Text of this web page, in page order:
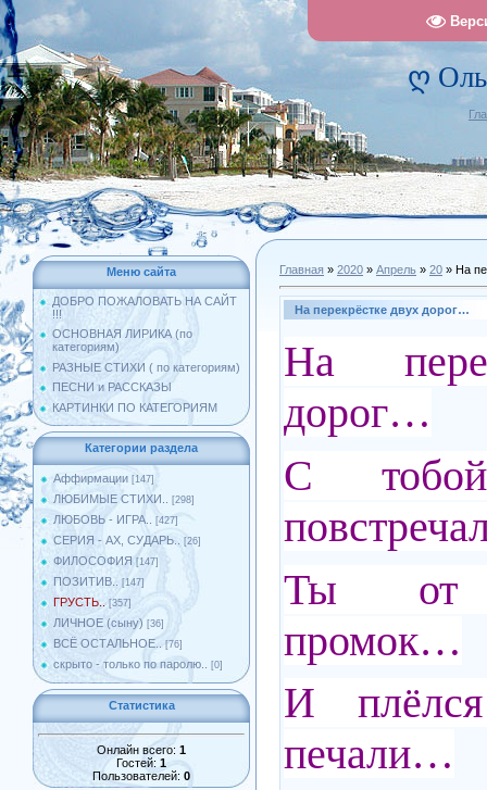
ღ
Меню сайта
ДОБРО ПОЖАЛОВАТЬ НА САЙТ
!!!
ОСНОВНАЯ ЛИРИКА (по
категориям)
РАЗНЫЕ СТИХИ ( по категориям)
ПЕСНИ и РАССКАЗЫ
КАРТИНКИ ПО КАТЕГОРИЯМ
Категории раздела
Аффирмации [147]
ЛЮБИМЫЕ СТИХИ.. [298]
ЛЮБОВЬ - ИГРА.. [427]
СЕРИЯ - АХ, СУДАРЬ.. [26]
ФИЛОСОФИЯ [147]
ПОЗИТИВ.. [147]
ГРУСТЬ.. [357]
ЛИЧНОЕ (сыну) [36]
ВСЁ ОСТАЛЬНОЕ.. [76]
скрыто - только по паролю.. [0]
Статистика
Онлайн всего: 1
Гостей: 1
Пользователей: 0
Главная » 2020 » Апрель » 20 » На
На перекрёстке двух дорог…
На
дорог…
С
Ты от
промок…
И
печали…